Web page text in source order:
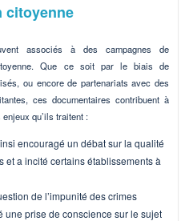
citoyenne
associés à des campagnes de
Que ce soit par le biais de
ou encore de partenariats avec des
ces documentaires contribuent à
qu’ils traitent :
encouragé un débat sur la qualité
et a incité certains établissements à
de l’impunité des crimes
une prise de conscience sur le sujet